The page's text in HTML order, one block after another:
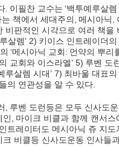
이필찬 교수는 ‘백투예루살렘
는 책에서 세대주의 메시아닉
비판적인 시각으로 여러 책을
살렘’ 2) 키이스 인트레이더의
‘메시아닉 교회: 언약의 뿌리
교회와 이스라엘’ 5) 루벤 도
루살렘 시대’ 7) 최바울 대표의
의 연관성을 알 수 있다
루벤 도런등은 모두 신사도
인
마이크 비클과 함께 캔서스
트레이터도 메시아닉 쥬 지도
크 비클등 신사도운동 인사들